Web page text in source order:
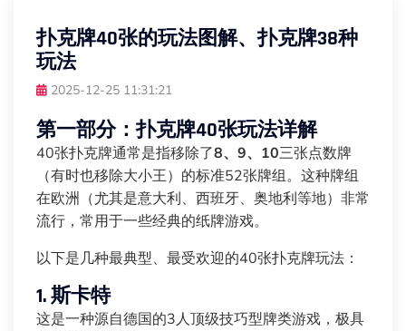
扑克牌40张的玩法图解、扑克牌38种
玩法
2025-12-25 11:31:21
第一部分：扑克牌40张玩法详解
40张扑克牌通常是指移除了8、9、10三张点数牌
（有时也移除大小王）的标准52张牌组。这种牌组
在欧洲（尤其是意大利、西班牙、奥地利等地）非常
流行，常用于一些经典的纸牌游戏。
以下是几种最典型、最受欢迎的40张扑克牌玩法：
1. 斯卡特
这是一种源自德国的3人顶级技巧型牌类游戏，极具